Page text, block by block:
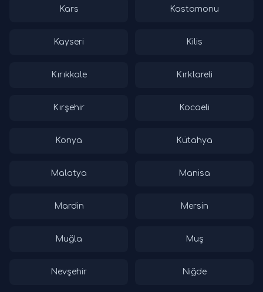
Kars Kastamonu
Kayseri Kilis
Kırıkkale Kırklareli
Kırşehir Kocaeli
Konya Kütahya
Malatya Manisa
Mardin Mersin
Muğla Muş
Nevşehir Niğde